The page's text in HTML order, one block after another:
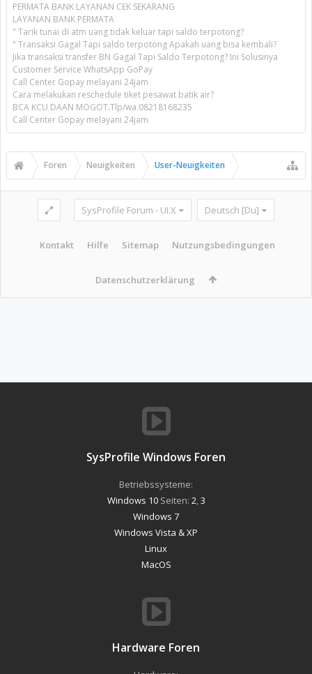
PERMATA BANK LAYANAN CEK SEKARANG
LAYANAN BANK PERMATA
" Tarik tunai di atm uang tidak keluar tapi saldo terpotong?
" Transaksi Gagal Tapi saldo terpotong Apakah uang bisa kembali?
Jika transaksi transfer BN Gagal Tapi Saldo Terpotong? Ini Solusinya
Customer Service WhatsApp GoPay
Call Center Gopay melayani 24jam
Cara melakukan reschedule tiket pesawat batik air?
BCA KCU DAAN MOGOT.Tlp/wa.08218168235
Call Center Gopay melayani 24jam
Foren Neuigkeiten User-Neuigkeiten
SysProfile Forum - UI.X Deutsch [Du]
Kontakt Hilfe Sitemap Nutzungsbedingungen
Datenschutzerklärung
SysProfile Windows Foren
Betriebssysteme:
Windows 10Seiten: 2 3
Windows 7
Windows Vista & XP
Linux
MacOS
Hardware Foren